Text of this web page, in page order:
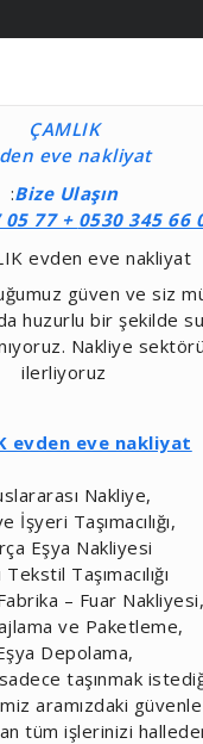
ÇAMLIK
eve nakliyat
:Bize Ulaşın
05 77 + 0530 345 66
güven ve siz
huzurlu bir şekilde
Nakliye
ilerliyoruz
evden eve nakliyat
Nakliye,
İşyeri Taşımacılığı,
Eşya Nakliyesi
Tekstil Taşımacılığı
– Fuar Nakliyesi,
ve Paketleme,
Depolama,
taşınmak
aramızdaki
tüm işlerinizi